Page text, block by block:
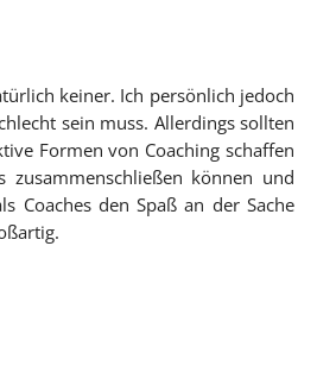
keiner. Ich persönlich jedoch
sein muss. Allerdings sollten
Formen von Coaching schaffen
können und
Coaches den Spaß an der Sache